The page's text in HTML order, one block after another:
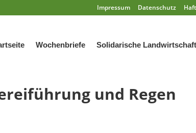
Impressum Datenschutz
Wochenbriefe Solidarische Landwirtschaft
und Regen